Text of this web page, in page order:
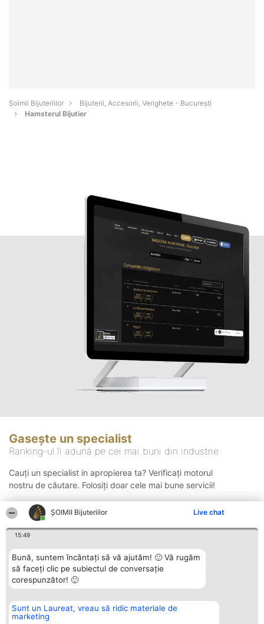
ŞOIMII Bijuteriilor Live chat
15:49
Bună, suntem încântați să vă ajutăm! 🙂 Vă rugăm
să faceți clic pe subiectul de conversație
corespunzător! 🙂
Sunt un Laureat, vreau să ridic materiale de
marketing
Şoimii Bijuteriilor
Bijuterii, Accesorii, Verighete - Bucureşti
Hamsterul Bijutier
Gasește un specialist
Ranking-ul îi adună pe cei mai buni din industrie
Cauți un specialist in apropierea ta? Verificați motorul
nostru de căutare. Folosiți doar cele mai bune servicii!
Organizator Ranking
BRIGHT SOLUTIONS BR SRL
Plebiscyt Contact